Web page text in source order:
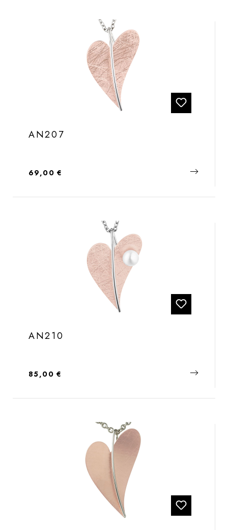
AN207
Regulärer Preis:
69,00 €
AN210
Regulärer Preis:
85,00 €